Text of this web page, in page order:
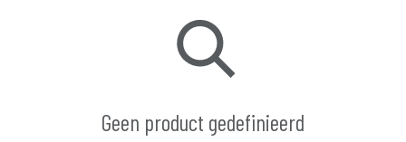
Geen product gedefinieerd